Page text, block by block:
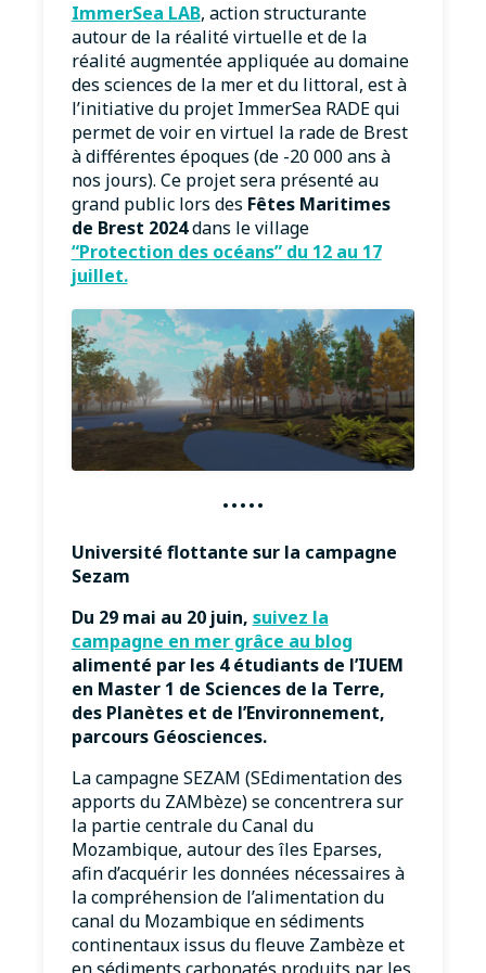
ImmerSea LAB, action structurante
autour de la réalité virtuelle et de la
réalité augmentée appliquée au domaine
des sciences de la mer et du littoral, est à
l’initiative du projet ImmerSea RADE qui
permet de voir en virtuel la rade de Brest
à différentes époques (de -20 000 ans à
nos jours). Ce projet sera présenté au
grand public lors des Fêtes Maritimes
de Brest 2024dans le village
“Protection des océans” du 12 au 17
juillet.
·····
Université flottante sur la campagne
Sezam
Du 29 mai au 20 juin, suivez la
campagne en mer grâce au blog
alimenté par les 4 étudiants de l’IUEM
en Master 1 de Sciences de la Terre,
des Planètes et de l’Environnement,
parcours Géosciences.
La campagne SEZAM (SEdimentation des
apports du ZAMbèze) se concentrera sur
la partie centrale du Canal du
Mozambique, autour des îles Eparses,
afin d’acquérir les données nécessaires à
la compréhension de l’alimentation du
canal du Mozambique en sédiments
continentaux issus du fleuve Zambèze et